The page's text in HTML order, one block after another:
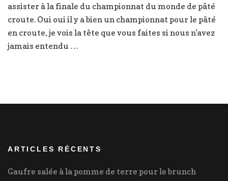
monde
de
paté
en
assister à la finale du championnat du monde de pâté
croute. Oui oui il y a bien un championnat pour le pâté
en croute, je vois la tête que vous faites si nous n’avez
jamais entendu …
ARTICLES RÉCENTS
Gaufre salée à la pomme de terre pour le brunch